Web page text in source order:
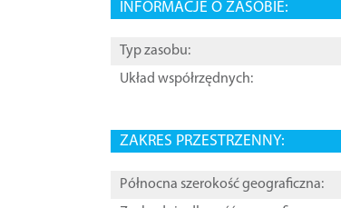
INFORMACJE O ZASOBIE:
Typ zasobu:
Układ współrzędnych:
ZAKRES PRZESTRZENNY:
Północna szerokość geograficzna: